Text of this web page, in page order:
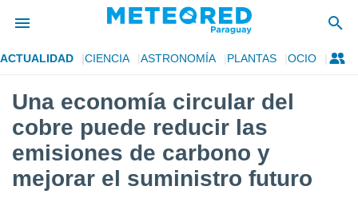
de
ha
para
la
que se
ACTUALIDAD CIENCIA ASTRONOMÍA PLANTAS OCIO
Una economía circular del
cobre puede reducir las
emisiones de carbono y
mejorar el suministro futuro